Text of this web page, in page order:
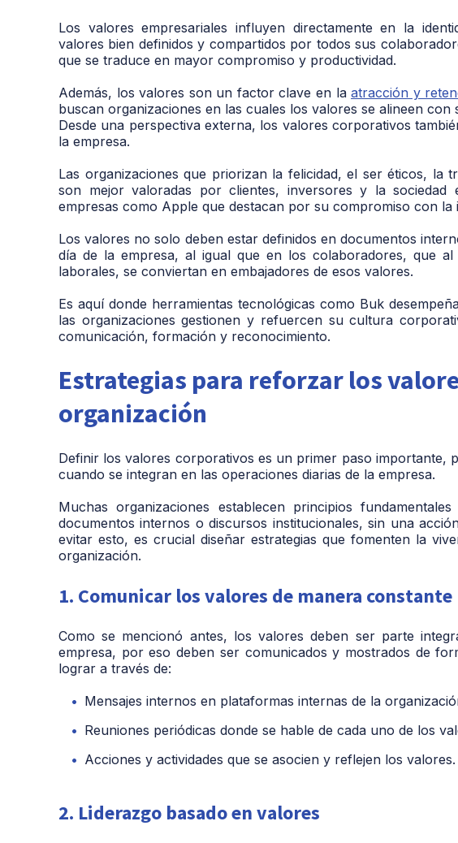
Los valores empresariales influyen directamente en la
valores bien definidos y compartidos por todos sus
que se traduce en mayor compromiso y productividad.
Además, los valores son un factor clave en laatracción y
buscan organizaciones en las cuales los valores se alineen con
Desde una perspectiva externa, los valores corporativos
la empresa.
Las organizaciones que priorizan la felicidad, el ser éticos, la
son mejor valoradas por clientes, inversores y la sociedad
empresas como Apple que destacan por su compromiso con la
Los valores no solo deben estar definidos en documentos
día de la empresa, al igual que en los colaboradores, que
laborales, se conviertan en embajadores de esos valores.
Es aquí donde herramientas tecnológicas como Buk
las organizaciones gestionen y refuercen su cultura
comunicación, formación y reconocimiento.
Estrategias para reforzar los
organización
Definir los valores corporativos es un primer paso importante,
cuando se integran en las operaciones diarias de la empresa.
Muchas organizaciones establecen principios
documentos internos o discursos institucionales, sin una
evitar esto, es crucial diseñar estrategias que fomenten la
organización.
1. Comunicar los valores de manera constante
Como se mencionó antes, los valores deben ser parte
empresa, por eso deben ser comunicados y mostrados de
lograr a través de:
Mensajes internos en plataformas internas de la
Reuniones periódicas donde se hable de cada uno de los
Acciones y actividades que se asocien y reflejen los valores.
2. Liderazgo basado en valores